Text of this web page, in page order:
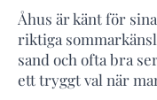
Åhus är känt för
riktiga
sand och ofta bra
ett tryggt val när